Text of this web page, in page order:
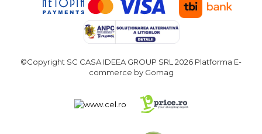
Utilaje Spalat Auto
Masini de Frezat Verticale
Pistoale de Vopsit
©Copyright SC CASA IDEEA GROUP SRL 2026 Platforma E-
commerce by Gomag